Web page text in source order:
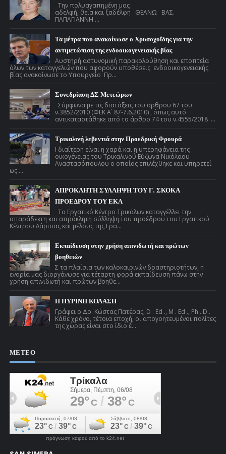
Την πολυαγαπημένη μας
αδελφή, θεία και ξαδέλφη ΘΕΑΝΩ ΒΑΣ.
ΠΑΠΑΓΙΑΝΝΗ ...
Τα μέτρα που ανακοίνωσε ο Χρυσοχοΐδης για την
αντιμετώπιση της ενδοοικογενειακής βίας
Αυστηρή αστυνομική παρακολούθηση και εποπτεία
όλων των καταγγελιών που αφορούν υποθέσεις ενδοοικογενειακής
βίας ανακοίνωσε το Υπουργείο Πρ...
Συνεδρίαση ΔΣ Μετεώρων
Σύμφωνα με τις διατάξεις του άρθρου 67 του
ν.3852/2010 (ΦΕΚ Α ́ 87-7.6.2010) , όπως αυτό
αντικαταστάθηκε από το άρθρο 74 του ν.4555/2018 ...
Τρικαλινή λεβεντιά στην Προεδρική Φρουρά
Ι διαίτερη είναι η χαρά και η υπερηφάνεια της
οικογένειας του Τρικαλινού Εύζωνα Νικόλαου
Αναστασόπουλου ο οποίος επιλέχθηκε και υπηρετεί
ως ...
ΑΠΡΟΚΛΗΤΗ ΣΥΛΛΗΨΗ ΤΟΥ Γ. ΣΚΟΚΑ
ΠΡΟΕΔΡΟΥ ΤΟΥ ΕΚΛ
Το Εργατικό Κέντρο Τρικάλων καταγγέλλει την
απαράδεκτη και απρόκλητη σύλληψη του προέδρου του Εργατικού
Κέντρου Λάρισας και μέλους της Γρα...
Εκπαίδευση στην χρήση απινιδωτή και πρώτων
βοηθειών
Σ τα πλαίσια των καλοκαιρινών δραστηριοτήτων, η
ενορία μας διοργάνωσε για τέταρτη φορά εκπαίδευση πάνω στην
χρήση απινιδωτή και πρώτων βοηθε...
Η ΠΥΡΙΝΗ ΚΟΛΑΣΗ
Γράφει ο Δρ. Κώστας Πατέρας, D . Ed ., M . Ed ., Ph . D .
Κάθε χρόνο, τέτοια εποχή, οι απογοητευμένοι πολίτες
της χώρας είναι στο ίδιο έ...
ΜΕΤΕΟ
πρόγνωση καιρού από το k24.net